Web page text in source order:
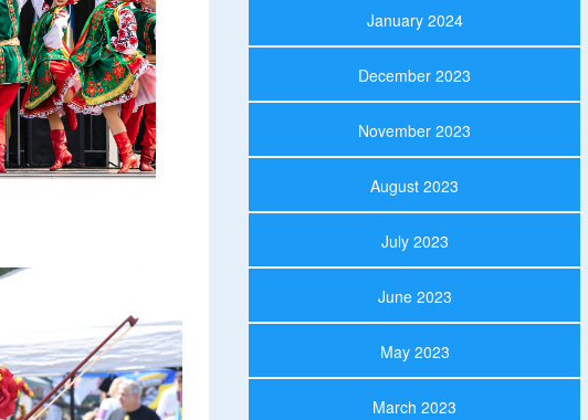
January 2024
December 2023
November 2023
August 2023
July 2023
June 2023
May 2023
March 2023